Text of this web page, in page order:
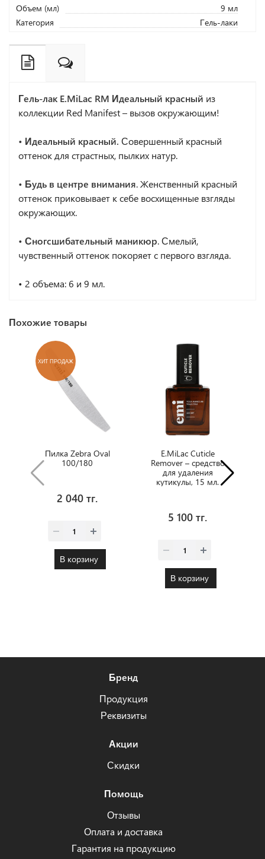
Объем (мл)
9 мл
Категория
Гель-лаки
Гель-лак E.MiLac RM Идеальный красный из
коллекции Red Manifest – вызов окружающим!
• Идеальный красный. Совершенный красный
оттенок для страстных, пылких натур.
• Будь в центре внимания. Женственный красный
оттенок приковывает к себе восхищенные взгляды
окружающих.
• Сногсшибательный маникюр. Смелый,
чувственный оттенок покоряет с первого взгляда.
• 2 объема: 6 и 9 мл.
Похожие товары
ХИТ ПРОДАЖ
Пилка Zebra Oval
100/180
2 040 тг.
В корзину
E.MiLac Cuticle
Remover – средство
для удаления
кутикулы, 15 мл.
5 100 тг.
В корзину
Бренд
Продукция
Реквизиты
Акции
Скидки
Помощь
Отзывы
Оплата и доставка
Гарантия на продукцию